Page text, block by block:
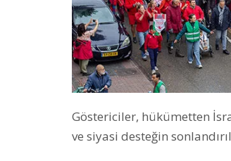
Göstericiler, hükümetten
ve siyasi desteğin